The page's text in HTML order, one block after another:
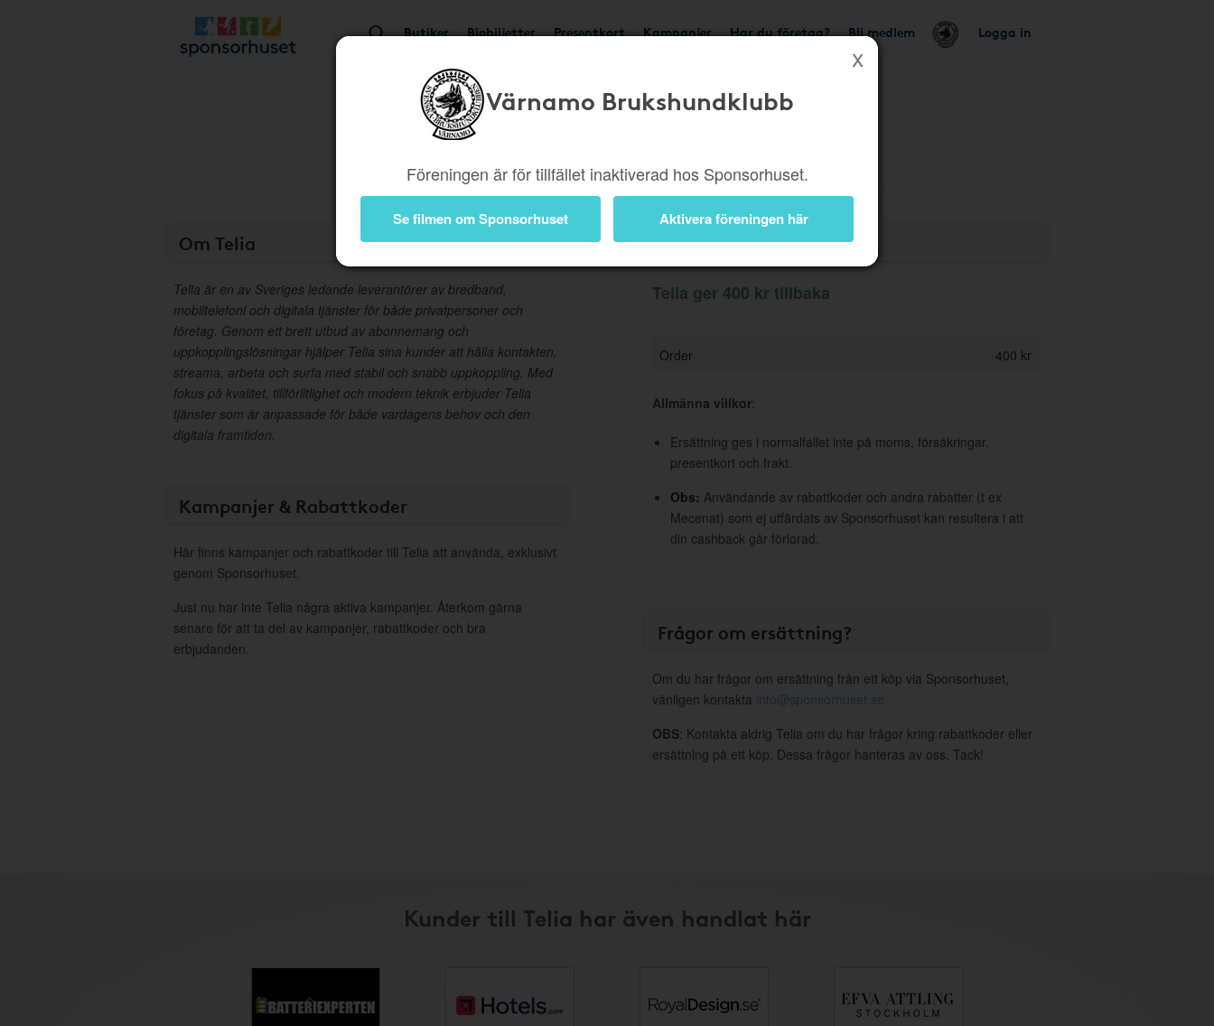
Butiker Biobiljetter Presentkort Kampanjer Har du företag? Bli medlem Logga in
Värnamo Brukshundklubb
Föreningen är för tillfället inaktiverad hos Sponsorhuset.
Se filmen om Sponsorhuset Aktivera föreningen här
Om Telia
Telia är en av Sveriges ledande leverantörer av bredband,
mobiltelefoni och digitala tjänster för både privatpersoner och
företag. Genom ett brett utbud av abonnemang och
uppkopplingslösningar hjälper Telia sina kunder att hålla kontakten,
streama, arbeta och surfa med stabil och snabb uppkoppling. Med
fokus på kvalitet, tillförlitlighet och modern teknik erbjuder Telia
tjänster som är anpassade för både vardagens behov och den
digitala framtiden.
Kampanjer & Rabattkoder
Här finns kampanjer och rabattkoder till Telia att använda, exklusivt
genom Sponsorhuset.
Just nu har inte Telia några aktiva kampanjer. Återkom gärna
senare för att ta del av kampanjer, rabattkoder och bra
erbjudanden.
Information
Telia ger 400 kr tillbaka
Order 400 kr
Allmänna villkor:
Ersättning ges i normalfallet inte på moms, försäkringar,
presentkort och frakt.
Obs: Användande av rabattkoder och andra rabatter (t ex
Mecenat) som ej utfärdats av Sponsorhuset kan resultera i att
din cashback går förlorad.
Frågor om ersättning?
Om du har frågor om ersättning från ett köp via Sponsorhuset,
vänligen kontakta info@sponsorhuset.se
OBS: Kontakta aldrig Telia om du har frågor kring rabattkoder eller
ersättning på ett köp. Dessa frågor hanteras av oss. Tack!
Kunder till Telia har även handlat här